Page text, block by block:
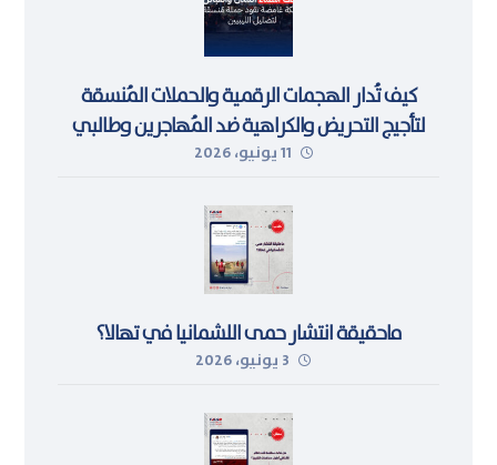
كيف تُدار الهجمات الرقمية والحملات المُنسقة
لتأجيج التحريض والكراهية ضد المُهاجرين وطالبي
اللجوء في ليبيا
11 يونيو، 2026
ماحقيقة انتشار حمى اللشمانيا في تهالا؟
3 يونيو، 2026